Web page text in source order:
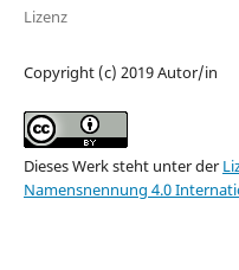
Lizenz
Copyright (c) 2019 Autor/in
Dieses Werk steht unter der
Namensnennung 4.0